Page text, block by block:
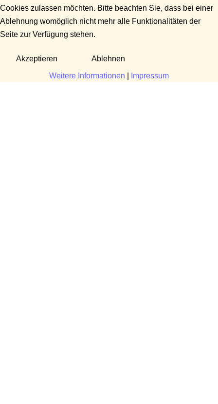
Cookies zulassen möchten. Bitte beachten Sie, dass bei einer
Ablehnung womöglich nicht mehr alle Funktionalitäten der
Seite zur Verfügung stehen.
Akzeptieren Ablehnen
Weitere Informationen Impressum